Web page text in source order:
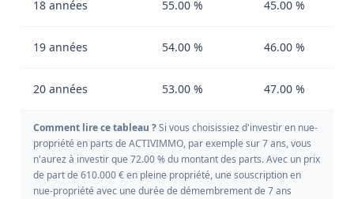
18 années 55.00 % 45.00 %
19 années 54.00 % 46.00 %
20 années 53.00 % 47.00 %
Comment lire ce tableau ?Si vous choisissiez d'investir en nue-
propriété en parts de ACTIVIMMO, par exemple sur 7 ans, vous
n'aurez à investir que 72.00 % du montant des parts. Avec un prix
de part de 610.000 € en pleine propriété, une souscription en
nue-propriété avec une durée de démembrement de 7 ans